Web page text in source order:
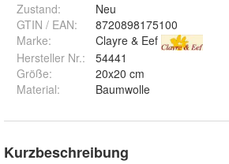
Zustand:
Neu
GTIN / EAN:
8720898175100
Marke:
Clayre & Eef
Hersteller Nr.:
54441
Größe:
20x20 cm
Material: Baumwolle
Kurzbeschreibung